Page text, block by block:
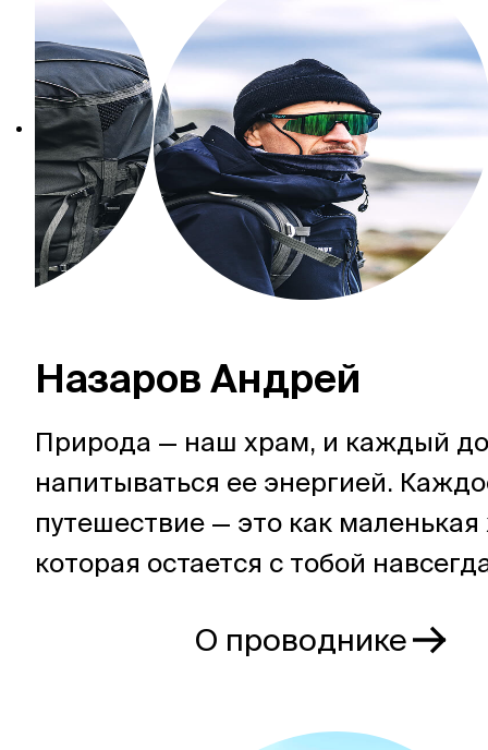
Назаров Андрей
Природа — наш храм, и каждый
напитываться ее энергией.
путешествие — это как
которая остается с тобой
О проводнике